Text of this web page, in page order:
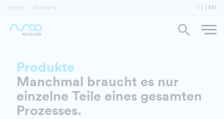
Home Beratung DE EN
Produkte
Manchmal braucht es nur
einzelne Teile eines gesamten
Prozesses.